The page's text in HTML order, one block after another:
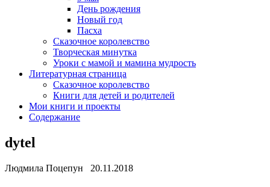
День рождения
Новый год
Пасха
Сказочное королевство
Творческая минутка
Уроки с мамой и мамина мудрость
Литературная страница
Сказочное королевство
Книги для детей и родителей
Мои книги и проекты
Содержание
dytel
Людмила Поцепун 20.11.2018